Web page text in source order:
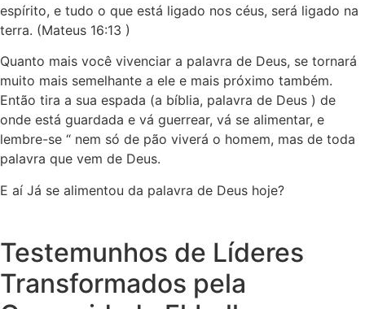
espírito, e tudo o que está ligado nos céus, será ligado na
terra. (Mateus 16:13 )
Quanto mais você vivenciar a palavra de Deus, se tornará
muito mais semelhante a ele e mais próximo também.
Então tira a sua espada (a bíblia, palavra de Deus ) de
onde está guardada e vá guerrear, vá se alimentar, e
lembre-se “ nem só de pão viverá o homem, mas de toda
palavra que vem de Deus.
E aí Já se alimentou da palavra de Deus hoje?
Testemunhos de Líderes
Transformados pela